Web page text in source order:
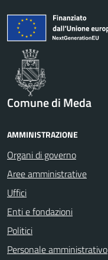
Comune di Meda
AMMINISTRAZIONE
Organi di governo
Aree amministrative
Uffici
Enti e fondazioni
Politici
Personale amministrativo